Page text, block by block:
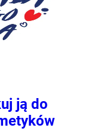
ją do